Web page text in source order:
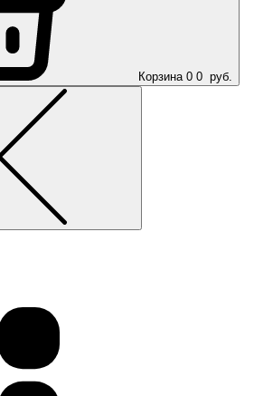
Корзина 0 0 руб.